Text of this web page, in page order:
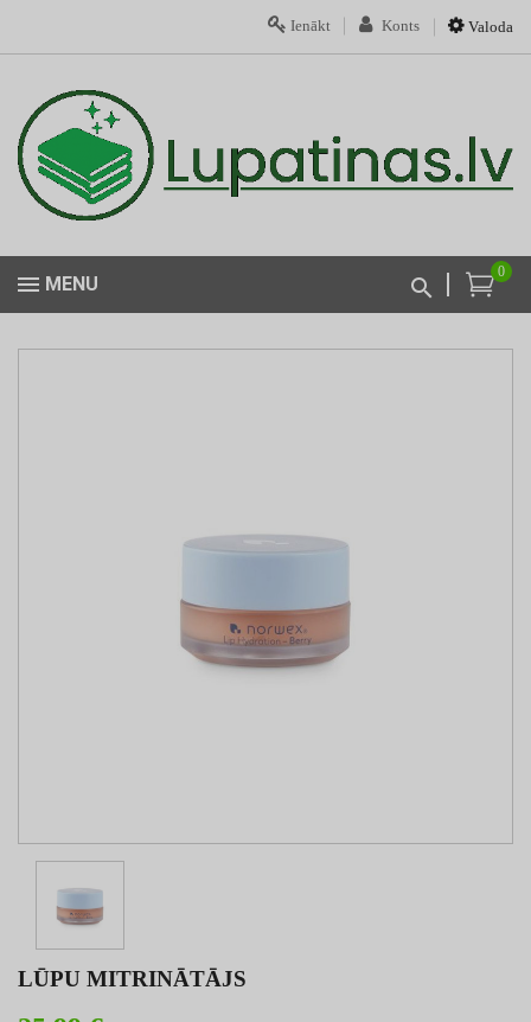
Valoda
Konts
Ienākt
0
MENU
LŪPU MITRINĀTĀJS